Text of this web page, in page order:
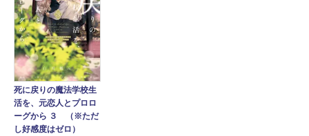
死に戻りの魔法学校生
活を、元恋人とプロロ
ーグから ３ （※ただ
し好感度はゼロ）